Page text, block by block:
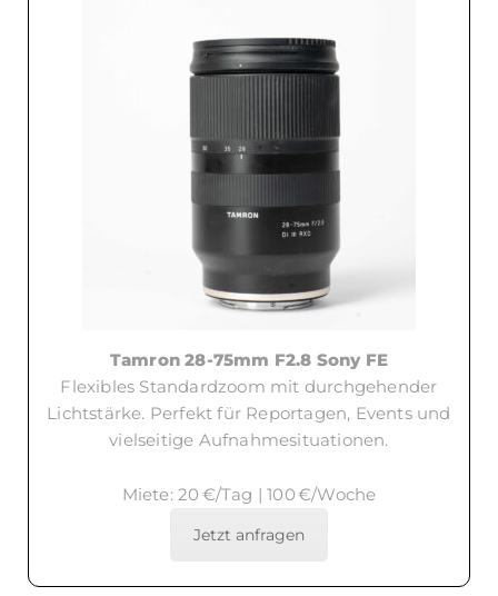
Tamron 28-75mm F2.8 Sony FE
Flexibles Standardzoom mit durchgehender
Lichtstärke. Perfekt für Reportagen, Events und
vielseitige Aufnahmesituationen.
Miete: 20 €/Tag | 100 €/Woche
Jetzt anfragen